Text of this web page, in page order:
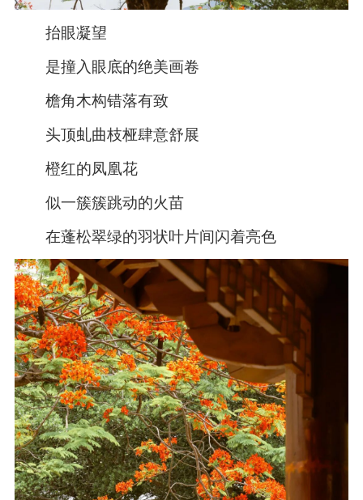
抬眼凝望
是撞入眼底的绝美画卷
檐角木构错落有致
头顶虬曲枝桠肆意舒展
橙红的凤凰花
似一簇簇跳动的火苗
在蓬松翠绿的羽状叶片间闪着亮色